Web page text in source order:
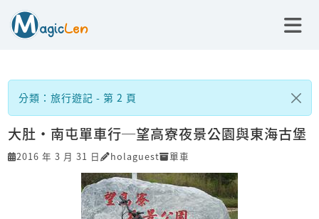
分類：旅行遊記 - 第 2 頁
大肚‧南屯單車行─望高寮夜景公園與東海古堡
2016 年 3 月 31 日 holaguest 單車